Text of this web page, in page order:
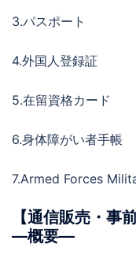
3.パスポート
4.外国人登録証
5.在留資格カード
6.身体障がい者手帳
7.Armed Forces
【通信販売・事
―概要―